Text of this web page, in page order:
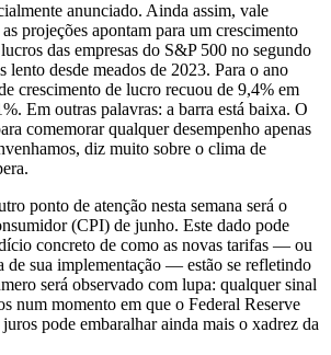
anunciado. Ainda assim, vale
projeções apontam para um crescimento
das empresas do S&P 500 no segundo
desde meados de 2023. Para o ano
crescimento de lucro recuou de 9,4% em
Em outras palavras: a barra está baixa. O
comemorar qualquer desempenho apenas
diz muito sobre o clima de
ponto de atenção nesta semana será o
(CPI) de junho. Este dado pode
concreto de como as novas tarifas — ou
de sua implementação — estão se refletindo
será observado com lupa: qualquer sinal
num momento em que o Federal Reserve
pode embaralhar ainda mais o xadrez da